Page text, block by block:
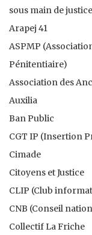
sous main de
Arapej 41
ASPMP
Pénitentiaire)
Association des
Auxilia
Ban Public
CGT IP (Insertion
Cimade
Citoyens et Justice
CLIP (Club
CNB (Conseil
Collectif La Friche